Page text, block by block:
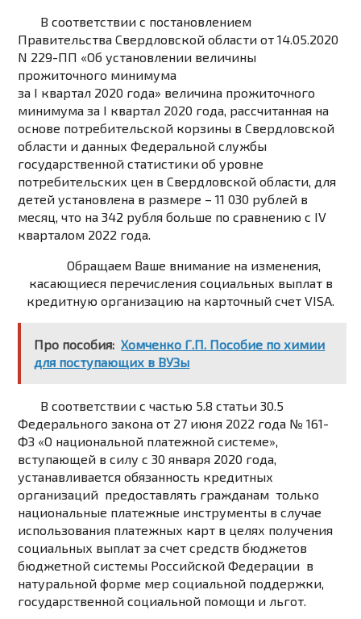
В соответствии с постановлением
Правительства Свердловской области от 14.05.2020
N 229-ПП «Об установлении величины
прожиточного минимума
за I квартал 2020 года» величина прожиточного
минимума за I квартал 2020 года, рассчитанная на
основе потребительской корзины в Свердловской
области и данных Федеральной службы
государственной статистики об уровне
потребительских цен в Свердловской области, для
детей установлена в размере – 11 030 рублей в
месяц, что на 342 рубля больше по сравнению с IV
кварталом 2022 года.
Обращаем Ваше внимание на изменения,
касающиеся перечисления социальных выплат в
кредитную организацию на карточный счет VISA.
Про пособия: Хомченко Г.П. Пособие по химии
для поступающих в ВУЗы
В соответствии с частью 5.8 статьи 30.5
Федерального закона от 27 июня 2022 года № 161-
ФЗ «О национальной платежной системе»,
вступающей в силу с 30 января 2020 года,
устанавливается обязанность кредитных
организаций предоставлять гражданам только
национальные платежные инструменты в случае
использования платежных карт в целях получения
социальных выплат за счет средств бюджетов
бюджетной системы Российской Федерации в
натуральной форме мер социальной поддержки,
государственной социальной помощи и льгот.